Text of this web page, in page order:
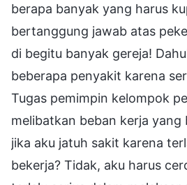
berapa banyak yang harus
bertanggung jawab atas
di begitu banyak gereja!
beberapa penyakit karena
Tugas pemimpin kelompok
melibatkan beban kerja yang
jika aku jatuh sakit karena
bekerja? Tidak, aku harus